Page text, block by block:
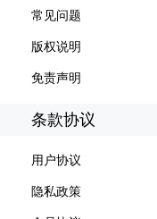
常见问题
版权说明
免责声明
条款协议
用户协议
隐私政策